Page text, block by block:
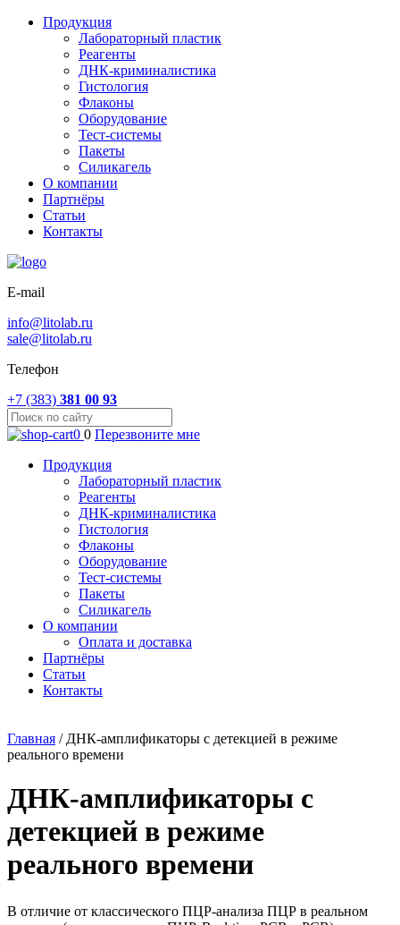
Продукция
Лабораторный пластик
Реагенты
ДНК-криминалистика
Гистология
Флаконы
Оборудование
Тест-системы
Пакеты
Силикагель
О компании
Партнёры
Статьи
Контакты
E-mail
info@litolab.ru
sale@litolab.ru
Телефон
+7 (383) 381 00 93
0 0 Перезвоните мне
Продукция
Лабораторный пластик
Реагенты
ДНК-криминалистика
Гистология
Флаконы
Оборудование
Тест-системы
Пакеты
Силикагель
О компании
Оплата и доставка
Партнёры
Статьи
Контакты
Главная / ДНК-амплификаторы с детекцией в режиме
реального времени
ДНК-амплификаторы с
детекцией в режиме
реального времени
В отличие от классического ПЦР-анализа ПЦР в реальном